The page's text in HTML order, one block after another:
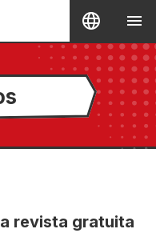
revista gratuita